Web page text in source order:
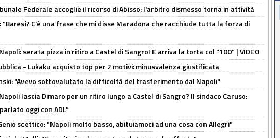
Federale accoglie il ricorso di Abisso: l'arbitro dismesso torna in attività
"Baresi? C'è una frase che mi disse Maradona che racchiude tutta la forza di
Napoli: serata pizza in ritiro a Castel di Sangro! E arriva la torta col "100" | VIDEO
- Lukaku acquisto top per 2 motivi: minusvalenza giustificata
"Avevo sottovalutato la difficoltà del trasferimento dal Napoli"
Napoli lascia Dimaro per un ritiro lungo a Castel di Sangro? Il sindaco Caruso:
oggi con ADL"
scettico: "Napoli molto basso, abituiamoci ad una cosa con Allegri"